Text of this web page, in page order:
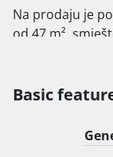
Na prodaju je
od 47 m²,
nalazi na
fakulteta.
Karakteristike
Basic